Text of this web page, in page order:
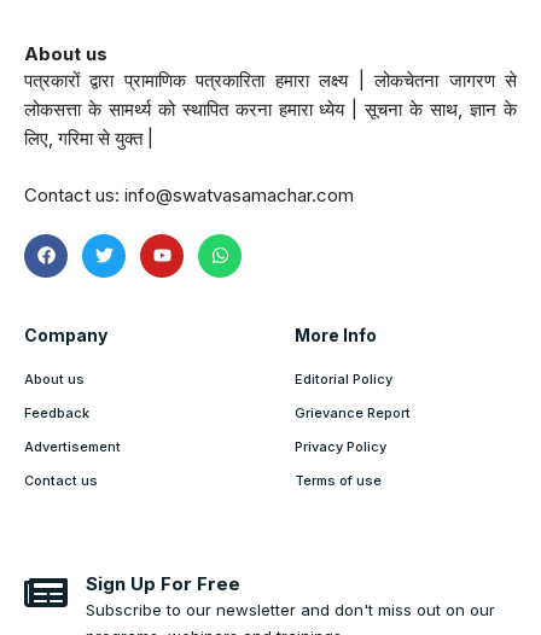
About us
पत्रकारों द्वारा प्रामाणिक पत्रकारिता हमारा लक्ष्य | लोकचेतना जागरण से
लोकसत्ता के सामर्थ्य को स्थापित करना हमारा ध्येय | सूचना के साथ, ज्ञान के
लिए, गरिमा से युक्त |
Contact us: info@swatvasamachar.com
Company
About us
Feedback
Advertisement
Contact us
More Info
Editorial Policy
Grievance Report
Privacy Policy
Terms of use
Sign Up For Free
Subscribe to our newsletter and don't miss out on our